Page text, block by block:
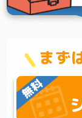
まず